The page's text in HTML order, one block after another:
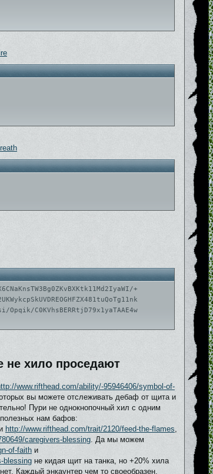
+
Opqik/C0KVhsBERRtjD79x1yaTAAE4w
не хило проседают
www.rifthead.com/ability/-95946406/symbol-of-
вы можете отслеживать дебаф от щита и
Пури не однокнопочный хил с одним
нам бафов:
http://www.rifthead.com/trait/2120/feed-the-flames,
caregivers-blessing. Да мы можем
of-faith и
blessing не кидая щит на танка, но +20% хила
нет. Каждый энкаунтер чем то своеобразен,